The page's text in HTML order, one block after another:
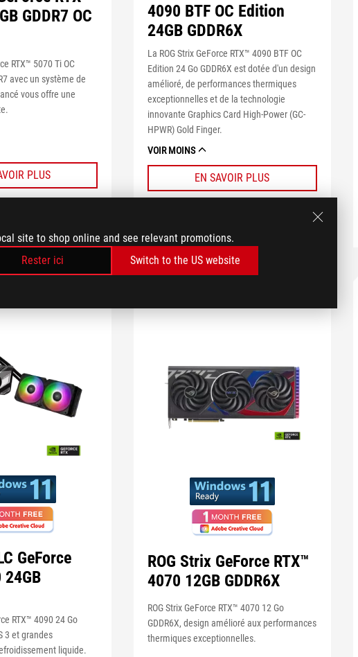
site to shop online and see relevant promotions.
Rester ici
Switch to the US website
GDDR7 OC
RTX™ 5070 Ti OC
avec un système de
vous offre une
PLUS
4090 BTF OC Edition
24GB GDDR6X
La ROG Strix GeForce RTX™ 4090 BTF OC
Edition 24 Go GDDR6X est dotée d'un design
amélioré, de performances thermiques
exceptionnelles et de la technologie
innovante Graphics Card High-Power (GC-
HPWR) Gold Finger.
VOIR MOINS
EN SAVOIR PLUS
GeForce
24GB
RTX™ 4090 24 Go
3 et grandes
liquide.
ROG Strix GeForce RTX™
4070 12GB GDDR6X
ROG Strix GeForce RTX™ 4070 12 Go
GDDR6X, design amélioré aux performances
thermiques exceptionnelles.